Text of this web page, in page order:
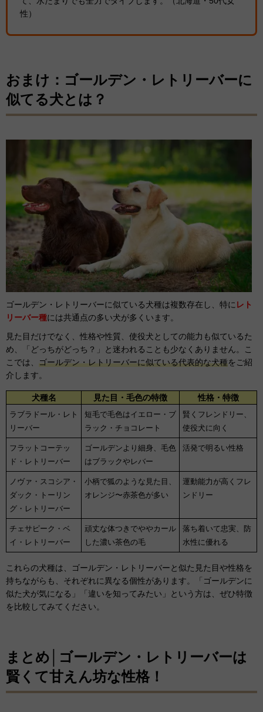
性）
おまけ：ゴールデン・レトリーバーに
似てる犬とは？
ゴールデン・レトリーバーに似ている犬種は複数存在し、特に レト
リーバー種には共通点の多い犬が多くいます。
見た目だけでなく、性格や性質、使役犬としての能力も似ているた
め、「どっちがどっち？」と迷われることも少なくありません。こ
こでは、 ゴールデン・レトリーバーに似ている代表的な犬種をご紹
介します。
犬種名 見た目・毛色の特徴 性格・特徴
ラブラドール・レト
リーバー
短毛で毛色はイエロー・ブ
ラック・チョコレート
賢くフレンドリー、
使役犬に向く
フラットコーテッ
ド・レトリーバー
ゴールデンより細身、毛色
はブラックやレバー
活発で明るい性格
ノヴァ・スコシア・
ダック・トーリン
グ・レトリーバー
小柄で狐のような見た目、
オレンジ〜赤茶色が多い
運動能力が高くフレ
ンドリー
チェサピーク・ベ
イ・レトリーバー
頑丈な体つきでややカール
した濃い茶色の毛
落ち着いて忠実、防
水性に優れる
これらの犬種は、ゴールデン・レトリーバーと似た見た目や性格を
持ちながらも、それぞれに異なる個性があります。「ゴールデンに
似た犬が気になる」「違いを知ってみたい」という方は、ぜひ特徴
を比較してみてください。
まとめ│ゴールデン・レトリーバーは
賢くて甘えん坊な性格！